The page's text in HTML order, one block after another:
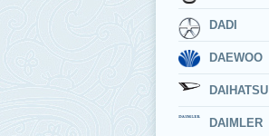
DADI
DAEWOO
DAIHATSU
DAIMLER